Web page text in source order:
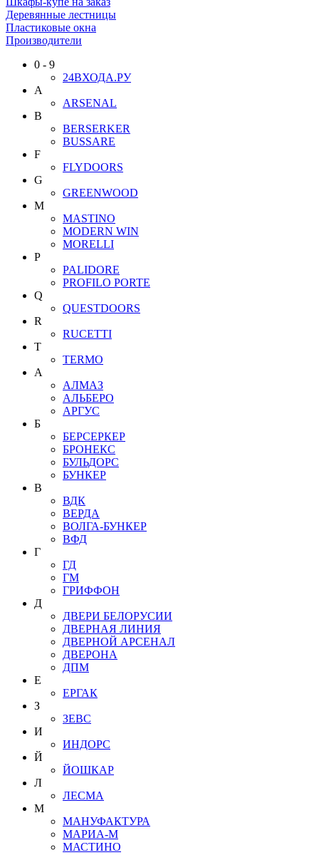
Деревянные лестницы
Пластиковые окна
Производители
0 - 9
24ВХОДА.РУ
A
ARSENAL
B
BERSERKER
BUSSARE
F
FLYDOORS
G
GREENWOOD
M
MASTINO
MODERN WIN
MORELLI
P
PALIDORE
PROFILO PORTE
Q
QUESTDOORS
R
RUCETTI
T
TERMO
А
АЛМАЗ
АЛЬБЕРО
АРГУС
Б
БЕРСЕРКЕР
БРОНЕКС
БУЛЬДОРС
БУНКЕР
В
ВДК
ВЕРДА
ВОЛГА-БУНКЕР
ВФД
Г
ГД
ГМ
ГРИФФОН
Д
ДВЕРИ БЕЛОРУСИИ
ДВЕРНАЯ ЛИНИЯ
ДВЕРНОЙ АРСЕНАЛ
ДВЕРОНА
ДПМ
Е
ЕРГАК
З
ЗЕВС
И
ИНДОРС
Й
ЙОШКАР
Л
ЛЕСМА
М
МАНУФАКТУРА
МАРИА-М
МАСТИНО